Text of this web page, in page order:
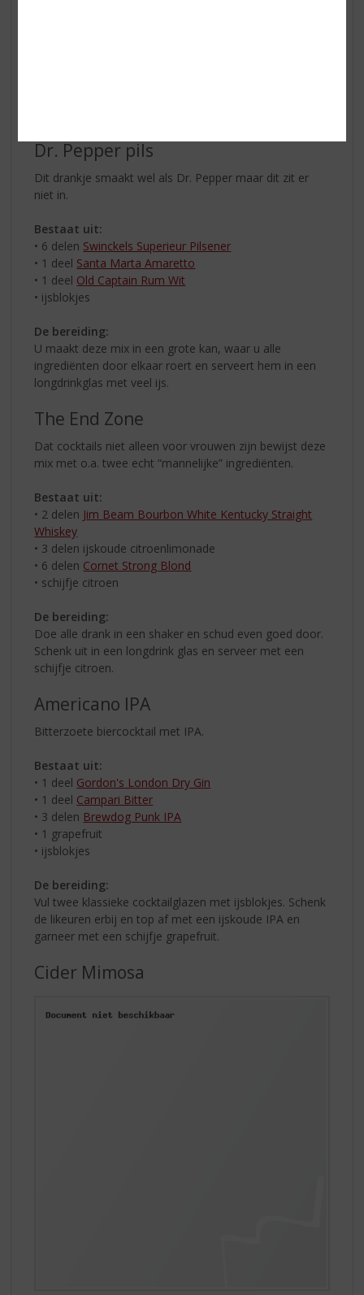
Dr. Pepper pils
Dit drankje smaakt wel als Dr. Pepper maar dit zit er
niet in.
Bestaat uit:
• 6 delen Swinckels Superieur Pilsener
• 1 deel Santa Marta Amaretto
• 1 deel Old Captain Rum Wit
• ijsblokjes
De bereiding:
U maakt deze mix in een grote kan, waar u alle
ingrediënten door elkaar roert en serveert hem in een
longdrinkglas met veel ijs.
The End Zone
Dat cocktails niet alleen voor vrouwen zijn bewijst deze
mix met o.a. twee echt “mannelijke” ingrediënten.
Bestaat uit:
• 2 delen Jim Beam Bourbon White Kentucky Straight
Whiskey
• 3 delen ijskoude citroenlimonade
• 6 delen Cornet Strong Blond
• schijfje citroen
De bereiding:
Doe alle drank in een shaker en schud even goed door.
Schenk uit in een longdrink glas en serveer met een
schijfje citroen.
Americano IPA
Bitterzoete biercocktail met IPA.
Bestaat uit:
• 1 deel Gordon's London Dry Gin
• 1 deel Campari Bitter
• 3 delen Brewdog Punk IPA
• 1 grapefruit
• ijsblokjes
De bereiding:
Vul twee klassieke cocktailglazen met ijsblokjes. Schenk
de likeuren erbij en top af met een ijskoude IPA en
garneer met een schijfje grapefruit.
Cider Mimosa